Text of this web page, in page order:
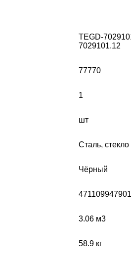
TEGD-
7029101.12
77770
1
шт
Сталь, стекло
Чёрный
3.06 м3
58.9 кг